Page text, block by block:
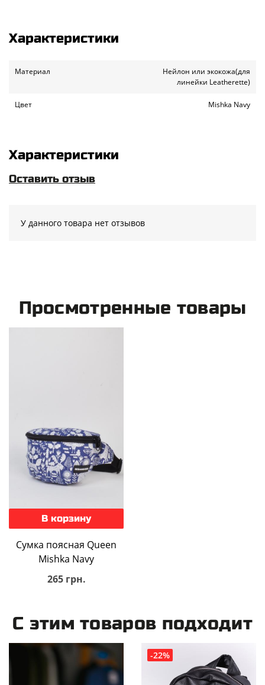
Характеристики
Материал
Нейлон или экокожа(для
линейки Leatherette)
Цвет Mishka Navy
Характеристики
Оставить отзыв
У данного товара нет отзывов
Просмотренные товары
В корзину
Сумка поясная Queen
Mishka Navy
265 грн.
С этим товаров подходит
-22%